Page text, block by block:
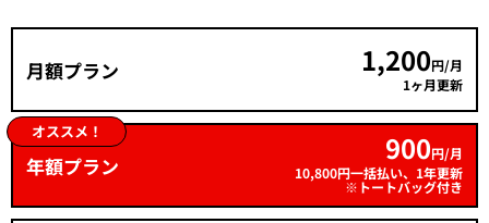
月額プラン 1,200円/月
1ヶ月更新
オススメ！
年額プラン 900円/月
10,800円一括払い、1年更新
※トートバッグ付き